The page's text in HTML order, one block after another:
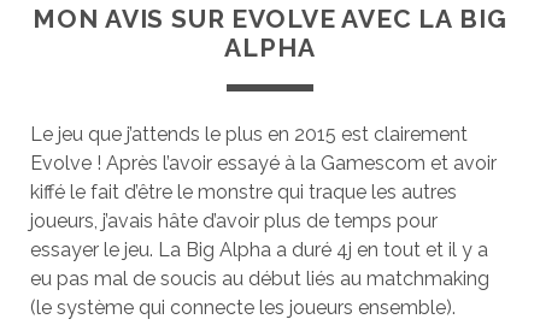
MON AVIS SUR EVOLVE AVEC LA BIG
ALPHA
Le jeu que j’attends le plus en 2015 est clairement
Evolve ! Après l’avoir essayé à la Gamescom et avoir
kiffé le fait d’être le monstre qui traque les autres
joueurs, j’avais hâte d’avoir plus de temps pour
essayer le jeu. La Big Alpha a duré 4j en tout et il y a
eu pas mal de soucis au début liés au matchmaking
(le système qui connecte les joueurs ensemble).